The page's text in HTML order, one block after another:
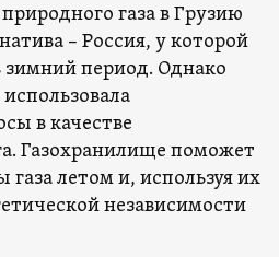
газа в Грузию
– Россия, у которой
зимний период. Однако
в качестве
Газохранилище поможет
газа летом и, используя их
независимости